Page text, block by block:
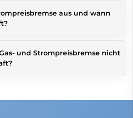
aus und wann
und Strompreisbremse nicht